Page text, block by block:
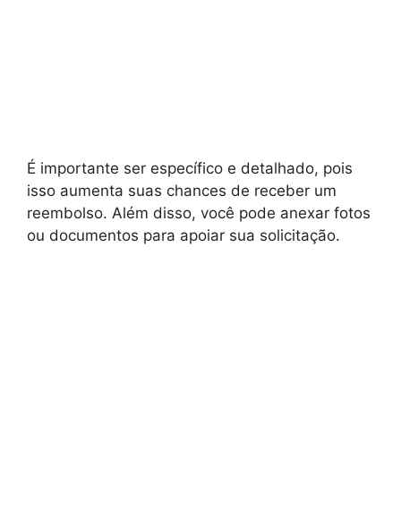
É importante ser específico e detalhado, pois
isso aumenta suas chances de receber um
reembolso. Além disso, você pode anexar fotos
ou documentos para apoiar sua solicitação.